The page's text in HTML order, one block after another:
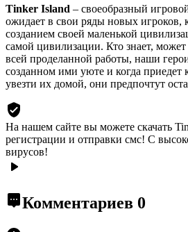
Tinker Island – своеобразный
ожидает в свои ряды новых игроков,
созданием своей маленькой
самой цивилизации. Кто знает,
всей проделанной работы, наши герои
созданном ими уюте и когда приедет
увезти их домой, они предпочтут
На нашем сайте вы можете скачать
регистрации и отправки смс! С
вирусов!
Комментариев 0